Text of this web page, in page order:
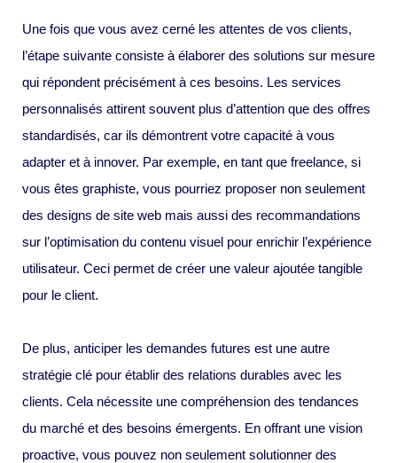
Une fois que vous avez cerné les attentes de vos clients,
l’étape suivante consiste à élaborer des solutions sur mesure
qui répondent précisément à ces besoins. Les services
personnalisés attirent souvent plus d’attention que des offres
standardisés, car ils démontrent votre capacité à vous
adapter et à innover. Par exemple, en tant que freelance, si
vous êtes graphiste, vous pourriez proposer non seulement
des designs de site web mais aussi des recommandations
sur l’optimisation du contenu visuel pour enrichir l’expérience
utilisateur. Ceci permet de créer une valeur ajoutée tangible
pour le client.
De plus, anticiper les demandes futures est une autre
stratégie clé pour établir des relations durables avec les
clients. Cela nécessite une compréhension des tendances
du marché et des besoins émergents. En offrant une vision
proactive, vous pouvez non seulement solutionner des